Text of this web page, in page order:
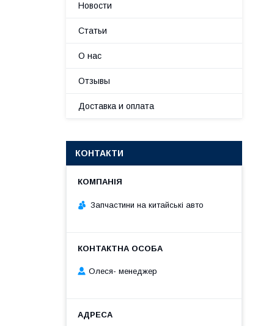
Новости
Статьи
О нас
Отзывы
Доставка и оплата
КОНТАКТИ
Запчастини на китайські авто
Олеся- менеджер